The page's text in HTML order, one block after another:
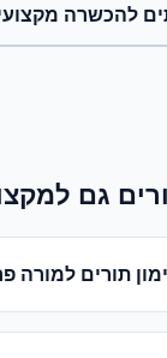
להכשרה
גם
תורים למורה